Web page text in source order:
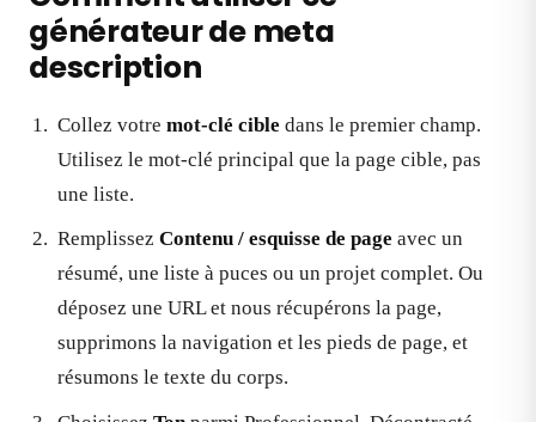
générateur de meta
description
Collez votre mot-clé cible dans le premier champ.
Utilisez le mot-clé principal que la page cible, pas
une liste.
Remplissez Contenu / esquisse de page avec un
résumé, une liste à puces ou un projet complet. Ou
déposez une URL et nous récupérons la page,
supprimons la navigation et les pieds de page, et
résumons le texte du corps.